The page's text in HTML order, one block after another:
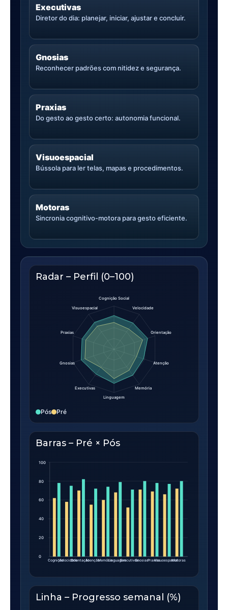
Executivas
Diretor do dia: planejar, iniciar, ajustar e concluir.
Gnosias
Reconhecer padrões com nitidez e segurança.
Praxias
Do gesto ao gesto certo: autonomia funcional.
Visuoespacial
Bússola para ler telas, mapas e procedimentos.
Motoras
Sincronia cognitivo-motora para gesto eficiente.
Radar – Perfil (0–100)
Cognição Social
Velocidade
Orientação
Atenção
Memória
Linguagem
Executivas
Gnosias
Praxias
Visuoespacial
Pós Pré
Barras – Pré × Pós
0
20
40
60
80
100
CogniçãoVelocidadeOrientaçãoAtençãoMemóriaLinguagemExecutivasGnosiasPraxiasVisuoespacialMotoras
Linha – Progresso semanal (%)